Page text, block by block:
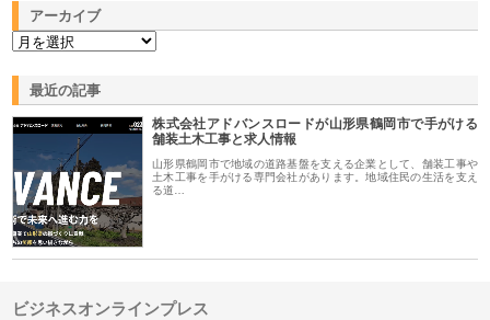
アーカイブ
最近の記事
株式会社アドバンスロードが山形県鶴岡市で手がける
舗装土木工事と求人情報
山形県鶴岡市で地域の道路基盤を支える企業として、舗装工事や
土木工事を手がける専門会社があります。地域住民の生活を支え
る道…
ビジネスオンラインプレス